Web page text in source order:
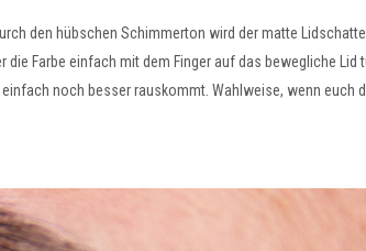
den hübschen Schimmerton wird der matte
Farbe einfach mit dem Finger auf das bewegliche Lid
noch besser rauskommt. Wahlweise, wenn euch